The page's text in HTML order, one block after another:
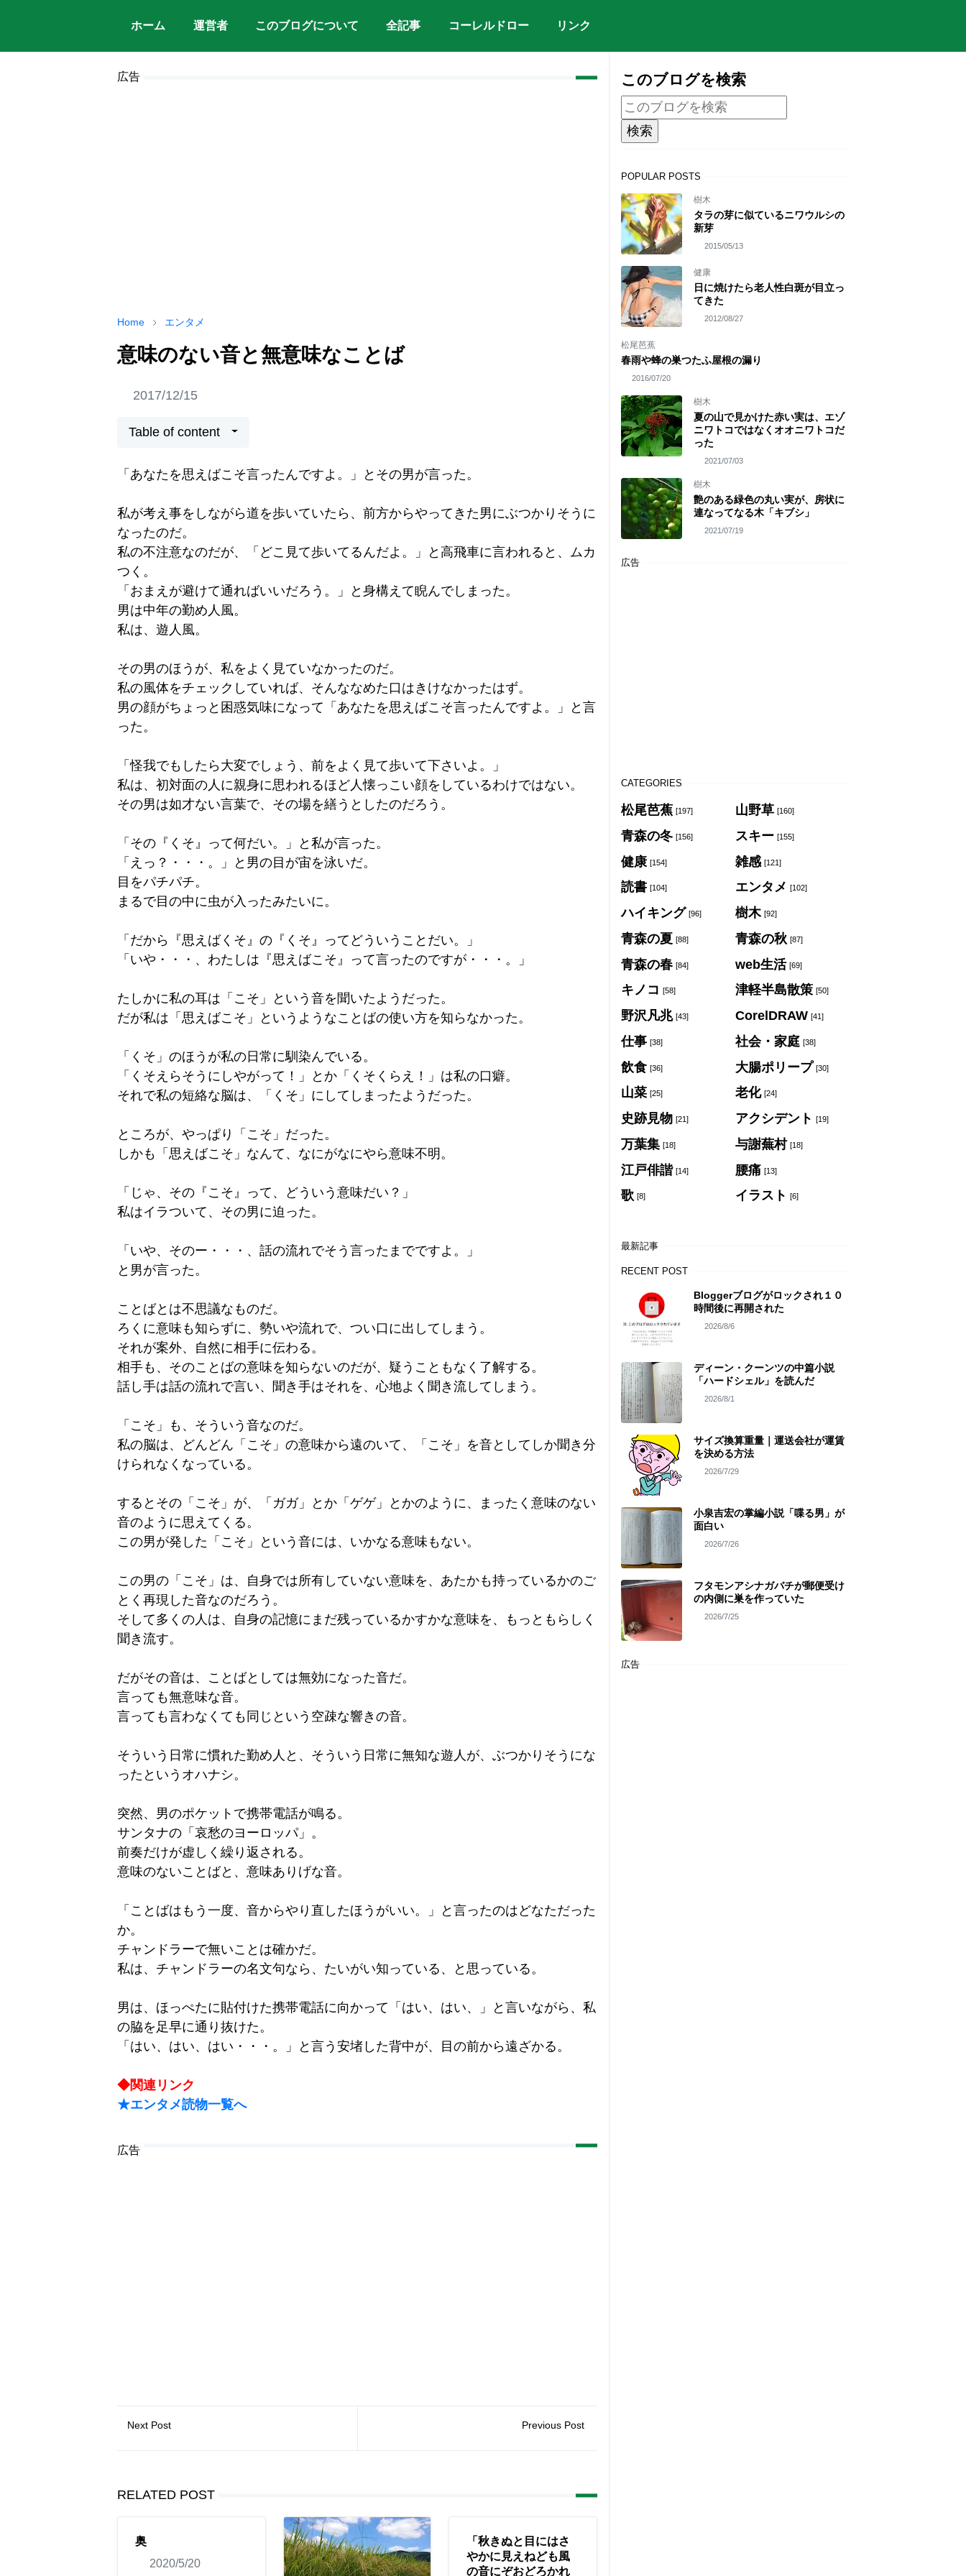
ホーム 運営者 このブログについて 全記事 コーレルドロー リンク
広告
Home エンタメ
意味のない音と無意味なことば
2017/12/15
Table of content
「あなたを思えばこそ言ったんですよ。」とその男が言った。
私が考え事をしながら道を歩いていたら、前方からやってきた男にぶつかりそうに
なったのだ。
私の不注意なのだが、「どこ見て歩いてるんだよ。」と高飛車に言われると、ムカ
つく。
「おまえが避けて通ればいいだろう。」と身構えて睨んでしまった。
男は中年の勤め人風。
私は、遊人風。
その男のほうが、私をよく見ていなかったのだ。
私の風体をチェックしていれば、そんななめた口はきけなかったはず。
男の顔がちょっと困惑気味になって「あなたを思えばこそ言ったんですよ。」と言
った。
「怪我でもしたら大変でしょう、前をよく見て歩いて下さいよ。」
私は、初対面の人に親身に思われるほど人懐っこい顔をしているわけではない。
その男は如才ない言葉で、その場を繕うとしたのだろう。
「その『くそ』って何だい。」と私が言った。
「えっ？・・・。」と男の目が宙を泳いだ。
目をパチパチ。
まるで目の中に虫が入ったみたいに。
「だから『思えばくそ』の『くそ』ってどういうことだい。」
「いや・・・、わたしは『思えばこそ』って言ったのですが・・・。」
たしかに私の耳は「こそ」という音を聞いたようだった。
だが私は「思えばこそ」というようなことばの使い方を知らなかった。
「くそ」のほうが私の日常に馴染んでいる。
「くそえらそうにしやがって！」とか「くそくらえ！」は私の口癖。
それで私の短絡な脳は、「くそ」にしてしまったようだった。
ところが、やっぱり「こそ」だった。
しかも「思えばこそ」なんて、なにがなにやら意味不明。
「じゃ、その『こそ』って、どういう意味だい？」
私はイラついて、その男に迫った。
「いや、そのー・・・、話の流れでそう言ったまでですよ。」
と男が言った。
ことばとは不思議なものだ。
ろくに意味も知らずに、勢いや流れで、つい口に出してしまう。
それが案外、自然に相手に伝わる。
相手も、そのことばの意味を知らないのだが、疑うこともなく了解する。
話し手は話の流れで言い、聞き手はそれを、心地よく聞き流してしまう。
「こそ」も、そういう音なのだ。
私の脳は、どんどん「こそ」の意味から遠のいて、「こそ」を音としてしか聞き分
けられなくなっている。
するとその「こそ」が、「ガガ」とか「ゲゲ」とかのように、まったく意味のない
音のように思えてくる。
この男が発した「こそ」という音には、いかなる意味もない。
この男の「こそ」は、自身では所有していない意味を、あたかも持っているかのご
とく再現した音なのだろう。
そして多くの人は、自身の記憶にまだ残っているかすかな意味を、もっともらしく
聞き流す。
だがその音は、ことばとしては無効になった音だ。
言っても無意味な音。
言っても言わなくても同じという空疎な響きの音。
そういう日常に慣れた勤め人と、そういう日常に無知な遊人が、ぶつかりそうにな
ったというオハナシ。
突然、男のポケットで携帯電話が鳴る。
サンタナの「哀愁のヨーロッパ」。
前奏だけが虚しく繰り返される。
意味のないことばと、意味ありげな音。
「ことばはもう一度、音からやり直したほうがいい。」と言ったのはどなただった
か。
チャンドラーで無いことは確かだ。
私は、チャンドラーの名文句なら、たいがい知っている、と思っている。
男は、ほっぺたに貼付けた携帯電話に向かって「はい、はい、」と言いながら、私
の脇を足早に通り抜けた。
「はい、はい、はい・・・。」と言う安堵した背中が、目の前から遠ざかる。
◆関連リンク
★エンタメ読物一覧へ
広告
Next Post Previous Post
RELATED POST
奥
2020/5/20
「秋きぬと目にはさ
やかに見えねども風
の音にぞおどろかれ
このブログを検索
POPULAR POSTS
樹木
タラの芽に似ているニワウルシの
新芽
2015/05/13
健康
日に焼けたら老人性白斑が目立っ
てきた
2012/08/27
松尾芭蕉
春雨や蜂の巣つたふ屋根の漏り
2016/07/20
樹木
夏の山で見かけた赤い実は、エゾ
ニワトコではなくオオニワトコだ
った
2021/07/03
樹木
艶のある緑色の丸い実が、房状に
連なってなる木「キブシ」
2021/07/19
広告
CATEGORIES
松尾芭蕉 [197] 山野草 [160]
青森の冬 [156] スキー [155]
健康 [154] 雑感 [121]
読書 [104] エンタメ [102]
ハイキング [96] 樹木 [92]
青森の夏 [88] 青森の秋 [87]
青森の春 [84] web生活 [69]
キノコ [58] 津軽半島散策 [50]
野沢凡兆 [43] CorelDRAW [41]
仕事 [38] 社会・家庭 [38]
飲食 [36] 大腸ポリープ [30]
山菜 [25] 老化 [24]
史跡見物 [21] アクシデント [19]
万葉集 [18] 与謝蕪村 [18]
江戸俳諧 [14] 腰痛 [13]
歌 [8] イラスト [6]
最新記事
RECENT POST
Bloggerブログがロックされ１０
時間後に再開された
2026/8/6
ディーン・クーンツの中篇小説
「ハードシェル」を読んだ
2026/8/1
サイズ換算重量｜運送会社が運賃
を決める方法
2026/7/29
小泉吉宏の掌編小説「喋る男」が
面白い
2026/7/26
フタモンアシナガバチが郵便受け
の内側に巣を作っていた
2026/7/25
広告